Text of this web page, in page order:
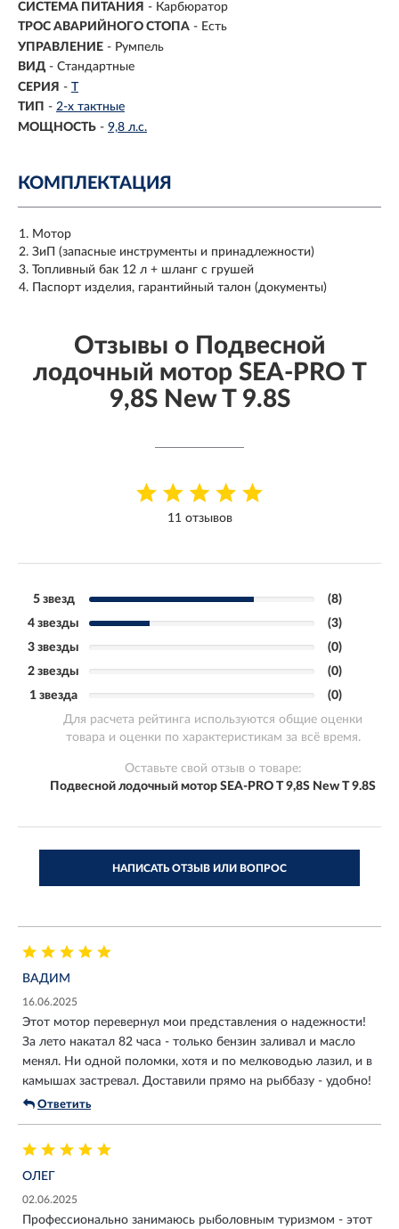
СИСТЕМА ПИТАНИЯ - Карбюратор
ТРОС АВАРИЙНОГО СТОПА - Есть
УПРАВЛЕНИЕ - Румпель
ВИД - Стандартные
СЕРИЯ - T
ТИП - 2-х тактные
МОЩНОСТЬ - 9,8 л.с.
КОМПЛЕКТАЦИЯ
Мотор
ЗиП (запасные инструменты и принадлежности)
Топливный бак 12 л + шланг с грушей
Паспорт изделия, гарантийный талон (документы)
Отзывы о Подвесной
лодочный мотор SEA-PRO Т
9,8S New T 9.8S
11 отзывов
5 звезд
(8)
4 звезды
(3)
3 звезды
(0)
2 звезды
(0)
1 звезда
(0)
Для расчета рейтинга используются общие оценки
товара и оценки по характеристикам за всё время.
Оставьте свой отзыв о товаре:
Подвесной лодочный мотор SEA-PRO Т 9,8S New T 9.8S
НАПИСАТЬ ОТЗЫВ ИЛИ ВОПРОС
ВАДИМ
16.06.2025
Этот мотор перевернул мои представления о надежности!
За лето накатал 82 часа - только бензин заливал и масло
менял. Ни одной поломки, хотя и по мелководью лазил, и в
камышах застревал. Доставили прямо на рыббазу - удобно!
Ответить
ОЛЕГ
02.06.2025
Профессионально занимаюсь рыболовным туризмом - этот